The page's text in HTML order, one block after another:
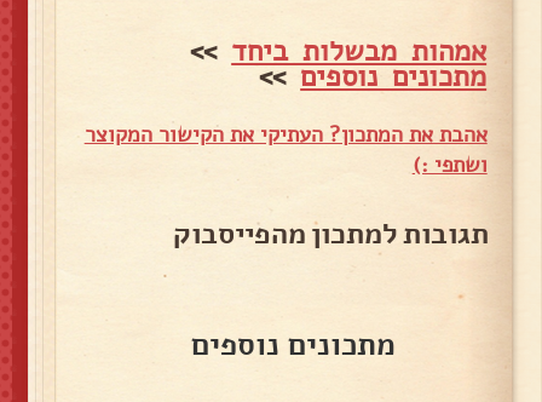
אמהות מבשלות ביחד >>
מתכונים נוספים>>
אהבת את המתכון? העתיקי את הקישור המקוצר
ושתפי :)
תגובות למתכון מהפייסבוק
מתכונים נוספים